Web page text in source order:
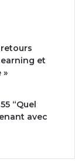
et
»
“Quel
avec